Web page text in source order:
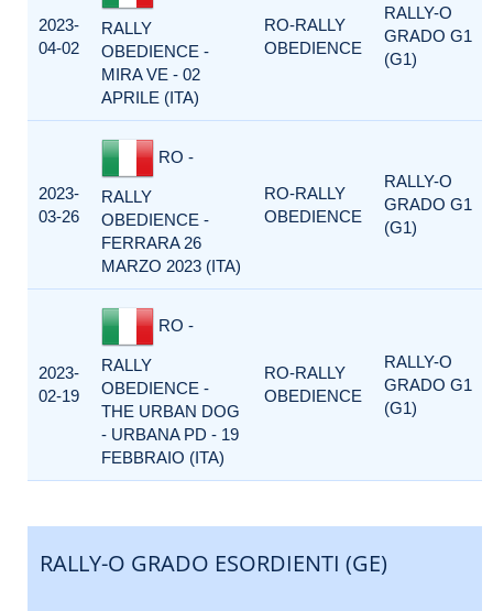
2023-
04-02
RALLY
OBEDIENCE -
MIRA VE - 02
APRILE (ITA)
RO-RALLY
OBEDIENCE
RALLY-O
GRADO G1
(G1)
2023-
03-26
RO -
RALLY
OBEDIENCE -
FERRARA 26
MARZO 2023 (ITA)
RO-RALLY
OBEDIENCE
RALLY-O
GRADO G1
(G1)
2023-
02-19
RO -
RALLY
OBEDIENCE -
THE URBAN DOG
- URBANA PD - 19
FEBBRAIO (ITA)
RO-RALLY
OBEDIENCE
RALLY-O
GRADO G1
(G1)
RALLY-O GRADO ESORDIENTI (GE)